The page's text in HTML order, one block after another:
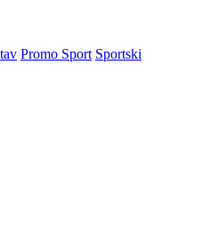
Promo Sport Sportski